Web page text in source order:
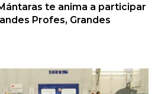
te anima a participar
Profes, Grandes